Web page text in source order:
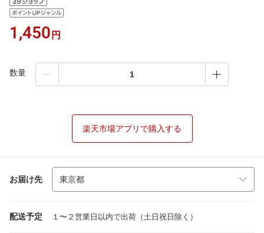
1,450 円
数量
楽天市場アプリで購入する
お届け先
配送予定 １〜２営業日以内で出荷（土日祝日除く）